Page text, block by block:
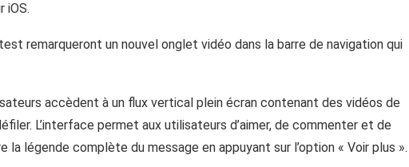
iOS.
remarqueront un nouvel onglet vidéo dans la barre de navigation qui
accèdent à un flux vertical plein écran contenant des vidéos de
L’interface permet aux utilisateurs d’aimer, de commenter et de
la légende complète du message en appuyant sur l’option « Voir plus ».